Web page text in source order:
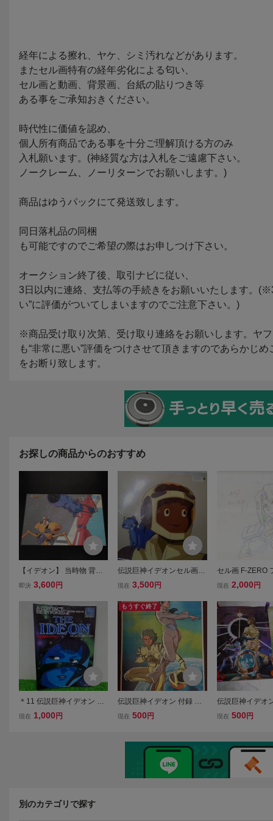
お探しの商品からのおすすめ
【イデオン】 当時物 背景
付き 複製セル画 伝説巨神
即決 3,600 円
伝説巨神イデオンセル画B
4
現在 3,500 円
セル画 F-ZERO
伝説 2カットセ
現在 2,000 円
＊11 伝説巨神イデオン 接
触編 発動編 ロマンアル
現在 1,000円
もうすぐ終了
伝説巨神イデオン 付録 両
面ポスター サイボーグ009
現在 500円
伝説巨神イデ
トテープ/シング
現在 500円
別のカテゴリで探す